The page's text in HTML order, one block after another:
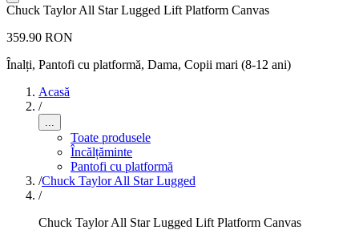
Chuck Taylor All Star Lugged Lift Platform Canvas
359.90 RON
Înalți, Pantofi cu platformă, Dama, Copii mari (8-12 ani)
Acasă
/
...
Toate produsele
Încălțăminte
Pantofi cu platformă
/Chuck Taylor All Star Lugged
/
Chuck Taylor All Star Lugged Lift Platform Canvas